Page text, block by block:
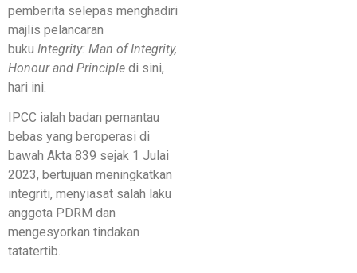
pemberita selepas menghadiri
majlis pelancaran
buku Integrity: Man of Integrity,
Honour and Principle di sini,
hari ini.
IPCC ialah badan pemantau
bebas yang beroperasi di
bawah Akta 839 sejak 1 Julai
2023, bertujuan meningkatkan
integriti, menyiasat salah laku
anggota PDRM dan
mengesyorkan tindakan
tatatertib.